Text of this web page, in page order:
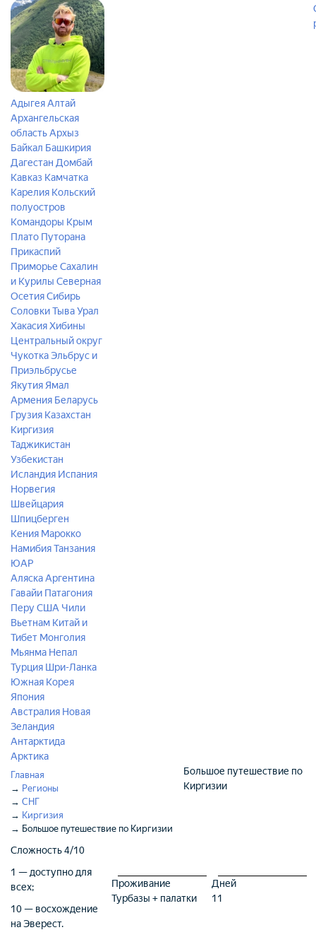
АдыгеяАлтай
Архангельская
областьАрхыз
Байкал Башкирия
Дагестан Домбай
Кавказ Камчатка
Карелия Кольский
полуостров
Командоры Крым
Плато Путорана
Прикаспий
Приморье Сахалин
и Курилы Северная
ОсетияСибирь
СоловкиТываУрал
ХакасияХибины
Центральный округ
ЧукоткаЭльбрус и
Приэльбрусье
Якутия Ямал
Армения Беларусь
Грузия Казахстан
Киргизия
Таджикистан
Узбекистан
Исландия Испания
Норвегия
Швейцария
Шпицберген
Кения Марокко
НамибияТанзания
ЮАР
АляскаАргентина
Гавайи Патагония
Перу США Чили
Вьетнам Китай и
Тибет Монголия
Мьянма Непал
Турция Шри-Ланка
Южная Корея
Япония
Австралия Новая
Зеландия
Антарктида
Арктика
Главная
→ Регионы
→ СНГ
→ Киргизия
→ Большое путешествие по Киргизии
Большое путешествие по
Киргизии
Сложность4/10
1 — доступно для
всех;
10 — восхождение
на Эверест.
Проживание
Турбазы + палатки
Дней
11